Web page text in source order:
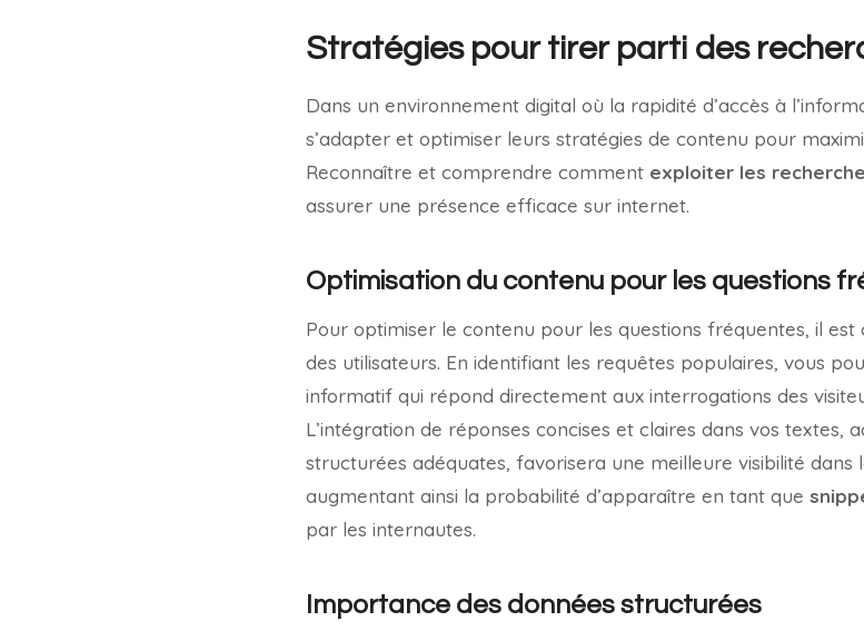
Stratégies pour tirer parti des
Dans un environnement digital où la rapidité d’accès à
s’adapter et optimiser leurs stratégies de contenu pour
Reconnaître et comprendre comment exploiter les
assurer une présence efficace sur internet.
Optimisation du contenu pour les questions
Pour optimiser le contenu pour les questions fréquentes, il
des utilisateurs. En identifiant les requêtes populaires, vous
informatif qui répond directement aux interrogations des
L’intégration de réponses concises et claires dans vos textes,
structurées adéquates, favorisera une meilleure visibilité dans
augmentant ainsi la probabilité d’apparaître en tant que
par les internautes.
Importance des données structurées